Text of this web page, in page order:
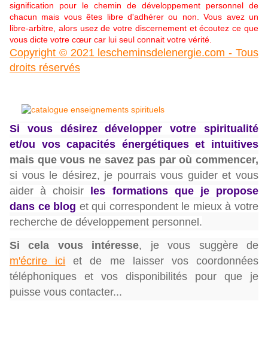
signification pour le chemin de développement personnel de
chacun mais vous êtes libre d'adhérer ou non. Vous avez un
libre-arbitre, alors usez de votre discernement et écoutez ce que
vous dicte votre cœur car lui seul connait votre vérité.
Copyright © 2021 lescheminsdelenergie.com - Tous
droits réservés
Si vous désirez développer votre spiritualité
et/ou vos capacités énergétiques et intuitives
mais que vous ne savez pas par où commencer,
si vous le désirez, je pourrais vous guider et vous
aider à choisir
les formations que je propose
dans ce blog et qui correspondent le mieux à votre
recherche de développement personnel.
Si cela vous intéresse,
je vous suggère de
m'écrire ici et de me laisser vos coordonnées
téléphoniques et vos disponibilités pour que je
puisse vous contacter...